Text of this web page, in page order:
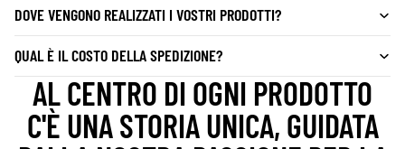
DOVE VENGONO REALIZZATI I VOSTRI PRODOTTI?
QUAL È IL COSTO DELLA SPEDIZIONE?
AL CENTRO DI OGNI PRODOTTO
C'È UNA STORIA UNICA, GUIDATA